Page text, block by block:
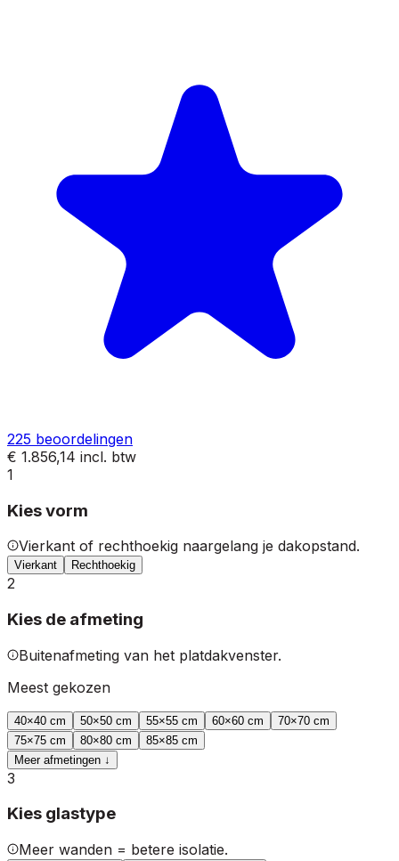
225 beoordelingen
€ 1.856,14 incl. btw
1
Kies vorm
Vierkant of rechthoekig naargelang je dakopstand.
Vierkant Rechthoekig
2
Kies de afmeting
Buitenafmeting van het platdakvenster.
Meest gekozen
40×40 cm 50×50 cm 55×55 cm 60×60 cm 70×70 cm
75×75 cm 80×80 cm 85×85 cm
Meer afmetingen ↓
3
Kies glastype
Meer wanden = betere isolatie.